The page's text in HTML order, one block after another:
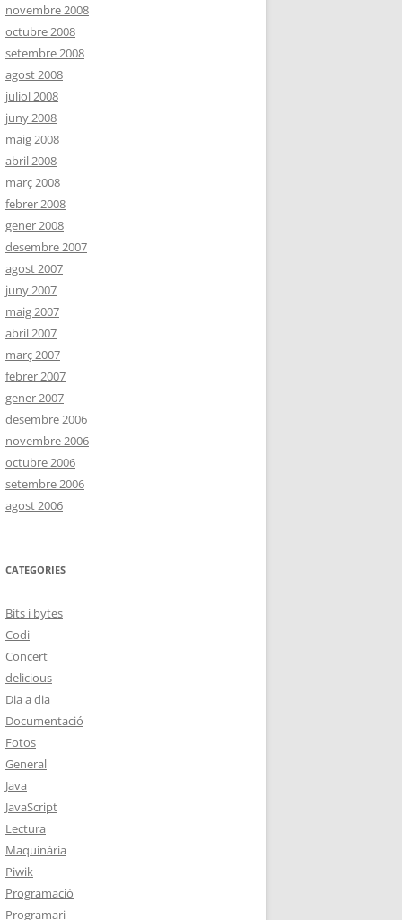
novembre 2008
octubre 2008
setembre 2008
agost 2008
juliol 2008
juny 2008
maig 2008
abril 2008
març 2008
febrer 2008
gener 2008
desembre 2007
agost 2007
juny 2007
maig 2007
abril 2007
març 2007
febrer 2007
gener 2007
desembre 2006
novembre 2006
octubre 2006
setembre 2006
agost 2006
CATEGORIES
Bits i bytes
Codi
Concert
delicious
Dia a dia
Documentació
Fotos
General
Java
JavaScript
Lectura
Maquinària
Piwik
Programació
Programari